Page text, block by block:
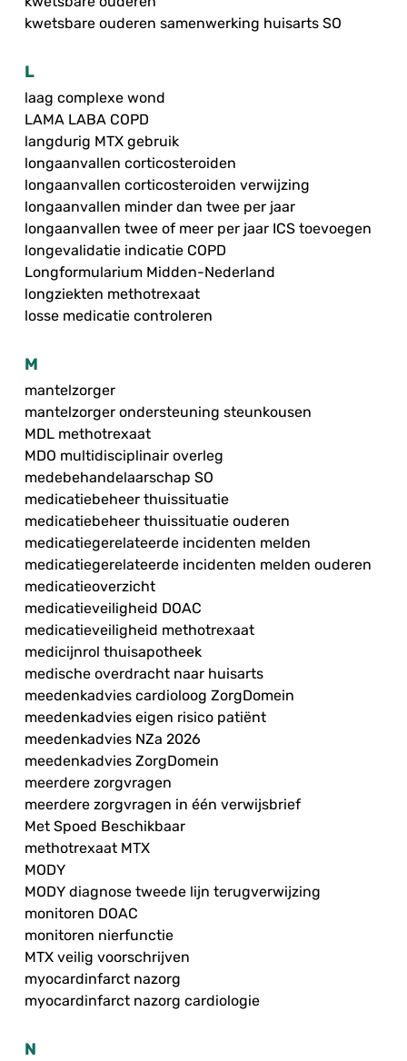
kwetsbare ouderen samenwerking huisarts SO
L
laag complexe wond
LAMA LABA COPD
langdurig MTX gebruik
longaanvallen corticosteroiden
longaanvallen corticosteroiden verwijzing
longaanvallen minder dan twee per jaar
longaanvallen twee of meer per jaar ICS toevoegen
longevalidatie indicatie COPD
Longformularium Midden-Nederland
longziekten methotrexaat
losse medicatie controleren
M
mantelzorger
mantelzorger ondersteuning steunkousen
MDL methotrexaat
MDO multidisciplinair overleg
medebehandelaarschap SO
medicatiebeheer thuissituatie
medicatiebeheer thuissituatie ouderen
medicatiegerelateerde incidenten melden
medicatiegerelateerde incidenten melden ouderen
medicatieoverzicht
medicatieveiligheid DOAC
medicatieveiligheid methotrexaat
medicijnrol thuisapotheek
medische overdracht naar huisarts
meedenkadvies cardioloog ZorgDomein
meedenkadvies eigen risico patiënt
meedenkadvies NZa 2026
meedenkadvies ZorgDomein
meerdere zorgvragen
meerdere zorgvragen in één verwijsbrief
Met Spoed Beschikbaar
methotrexaat MTX
MODY
MODY diagnose tweede lijn terugverwijzing
monitoren DOAC
monitoren nierfunctie
MTX veilig voorschrijven
myocardinfarct nazorg
myocardinfarct nazorg cardiologie
N